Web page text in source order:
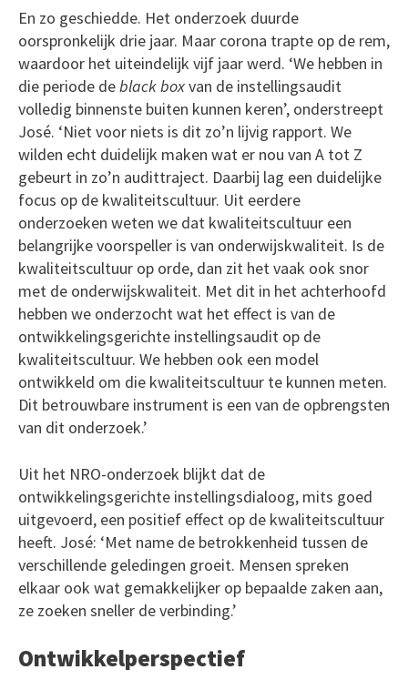
En zo geschiedde. Het onderzoek duurde
oorspronkelijk drie jaar. Maar corona trapte op de rem,
waardoor het uiteindelijk vijf jaar werd. ‘We hebben in
die periode deblack boxvan de instellingsaudit
volledig binnenste buiten kunnen keren’, onderstreept
José. ‘Niet voor niets is dit zo’n lijvig rapport. We
wilden echt duidelijk maken wat er nou van A tot Z
gebeurt in zo’n audittraject. Daarbij lag een duidelijke
focus op de kwaliteitscultuur. Uit eerdere
onderzoeken weten we dat kwaliteitscultuur een
belangrijke voorspeller is van onderwijskwaliteit. Is de
kwaliteitscultuur op orde, dan zit het vaak ook snor
met de onderwijskwaliteit. Met dit in het achterhoofd
hebben we onderzocht wat het effect is van de
ontwikkelingsgerichte instellingsaudit op de
kwaliteitscultuur. We hebben ook een model
ontwikkeld om die kwaliteitscultuur te kunnen meten.
Dit betrouwbare instrument is een van de opbrengsten
van dit onderzoek.’
Uit het NRO-onderzoek blijkt dat de
ontwikkelingsgerichte instellingsdialoog, mits goed
uitgevoerd, een positief effect op de kwaliteitscultuur
heeft. José: ‘Met name de betrokkenheid tussen de
verschillende geledingen groeit. Mensen spreken
elkaar ook wat gemakkelijker op bepaalde zaken aan,
ze zoeken sneller de verbinding.’
Ontwikkelperspectief